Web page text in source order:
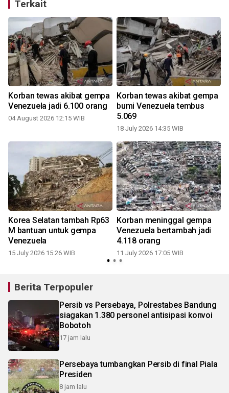
Terkait
Korban tewas akibat gempa
Venezuela jadi 6.100 orang
04 August 2026 12:15 WIB
Korban tewas akibat gempa
bumi Venezuela tembus
5.069
18 July 2026 14:35 WIB
Korea Selatan tambah Rp63
M bantuan untuk gempa
Venezuela
15 July 2026 15:26 WIB
Korban meninggal gempa
Venezuela bertambah jadi
4.118 orang
11 July 2026 17:05 WIB
Berita Terpopuler
Persib vs Persebaya, Polrestabes Bandung
siagakan 1.380 personel antisipasi konvoi
Bobotoh
17 jam lalu
Persebaya tumbangkan Persib di final Piala
Presiden
8 jam lalu